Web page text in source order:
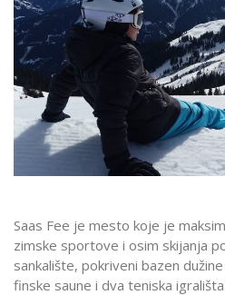
Saas Fee je mesto koje je
zimske sportove i osim skijanja
sankalište, pokriveni bazen
finske saune i dva teniska igrališta.